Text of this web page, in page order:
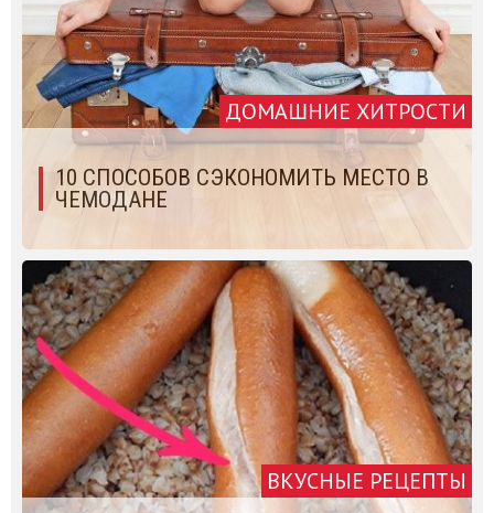
ДОМАШНИЕ ХИТРОСТИ
10 СПОСОБОВ СЭКОНОМИТЬ МЕСТО В
ЧЕМОДАНЕ
ВКУСНЫЕ РЕЦЕПТЫ